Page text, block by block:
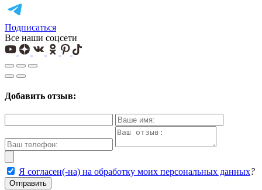
Подписаться
Все наши соцсети
Добавить отзыв:
Я согласен(-на) на обработку моих персональных данных?
Отправить